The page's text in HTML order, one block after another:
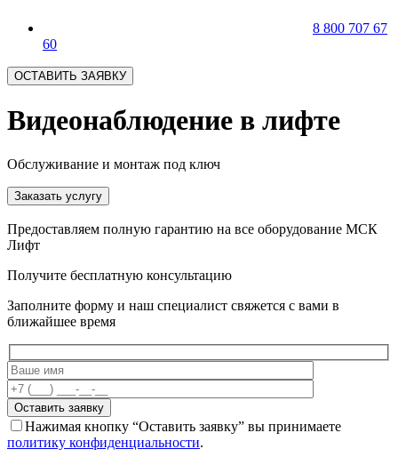
8 800 707 67
60
ОСТАВИТЬ ЗАЯВКУ
Видеонаблюдение в лифте
Обслуживание и монтаж под ключ
Заказать услугу
Предоставляем полную гарантию на все оборудование МСК
Лифт
Получите бесплатную консультацию
Заполните форму и наш специалист свяжется с вами в
ближайшее время
Оставить заявку
Нажимая кнопку “Оставить заявку” вы принимаете
политику конфиденциальности.